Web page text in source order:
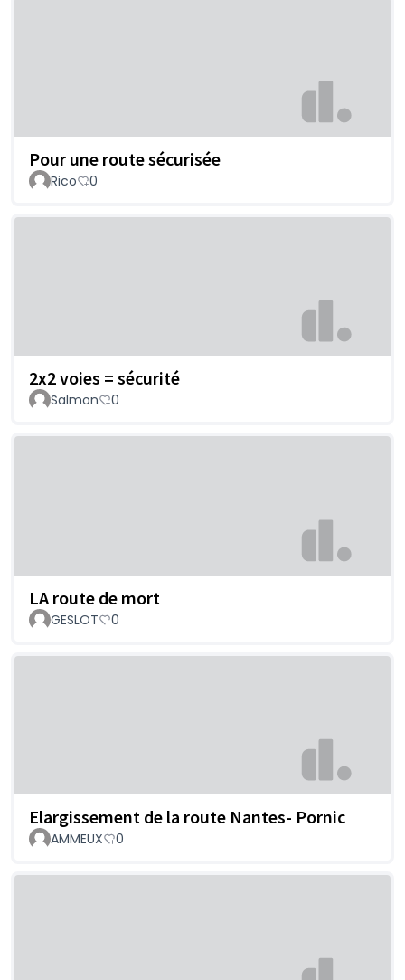
Pour une route sécurisée
Rico 0
2x2 voies = sécurité
Salmon 0
LA route de mort
GESLOT 0
Elargissement de la route Nantes- Pornic
AMMEUX 0